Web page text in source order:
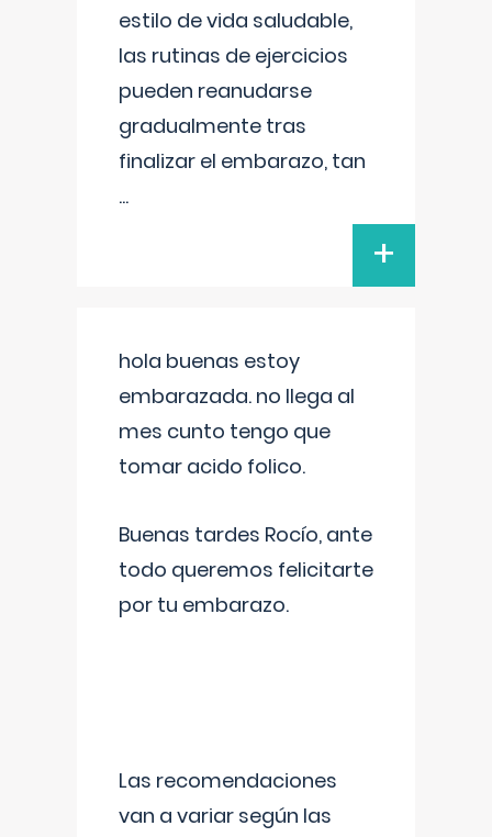
estilo de vida saludable,
las rutinas de ejercicios
pueden reanudarse
gradualmente tras
finalizar el embarazo, tan
...
+
hola buenas estoy
embarazada. no llega al
mes cunto tengo que
tomar acido folico.
Buenas tardes Rocío, ante
todo queremos felicitarte
por tu embarazo.
Las recomendaciones
van a variar según las